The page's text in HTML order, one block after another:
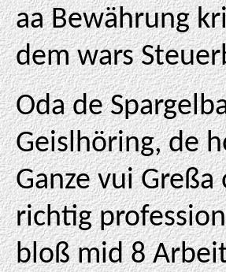
aa Bewährung
dem wars
Oda de
Geislhöring, de
Ganze vui Greßa
richtig
bloß mid 8